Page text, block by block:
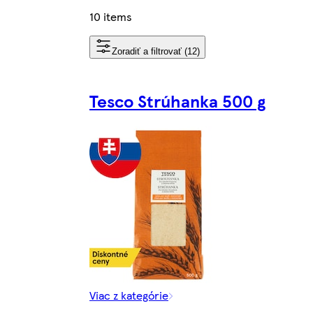
10 items
Zoradiť a filtrovať (12)
Tesco Strúhanka 500 g
Viac z kategórie